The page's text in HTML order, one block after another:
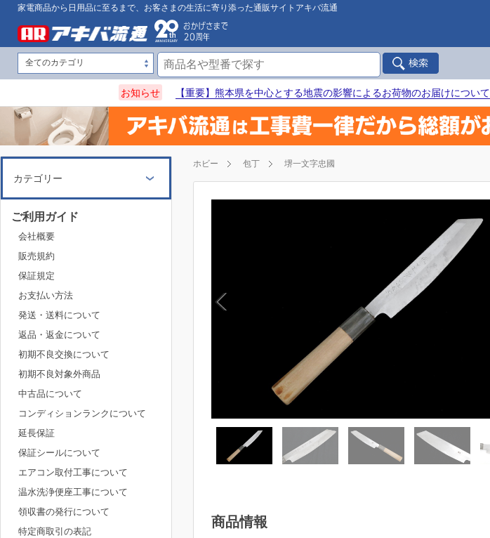
家電商品から日用品に至るまで、お客さまの生活に寄り添った通販サイトアキバ流通
お知らせ 【重要】熊本県を中心とする地震の影響によるお荷物のお届けについて
ホビー 包丁 堺一文字忠國
商品情報
カテゴリー
ご利用ガイド
会社概要
販売規約
保証規定
お支払い方法
発送・送料について
返品・返金について
初期不良交換について
初期不良対象外商品
中古品について
コンディションランクについて
延長保証
保証シールについて
エアコン取付工事について
温水洗浄便座工事について
領収書の発行について
特定商取引の表記